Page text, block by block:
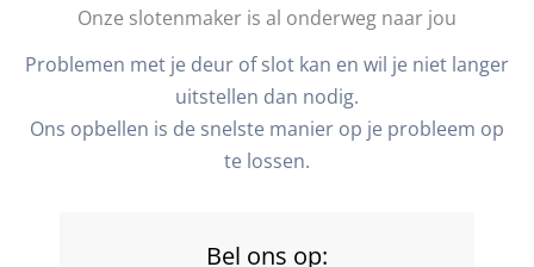
Onze slotenmaker is al onderweg naar jou
Problemen met je deur of slot kan en wil je niet langer
uitstellen dan nodig.
Ons opbellen is de snelste manier op je probleem op
te lossen.
Bel ons op: